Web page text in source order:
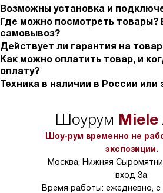
Возможны установка и
Где можно посмотреть товары?
самовывоз?
Действует ли гарантия на
Как можно оплатить товар, и
оплату?
Техника в наличии в России или
Шоурум Miele
Шоу-рум временно не
экспозиции.
Москва, Нижняя
вход 3а.
Время работы: ежедневно, с